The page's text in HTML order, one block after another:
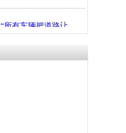
“所有车辆把道路让
开！”儿童突发疾病交